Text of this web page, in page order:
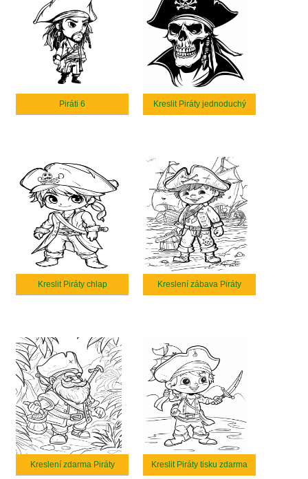
Piráti 6 Kreslit Piráty jednoduchý
Kreslit Piráty chlap Kreslení zábava Piráty
Kreslení zdarma Piráty Kreslit Piráty tisku zdarma